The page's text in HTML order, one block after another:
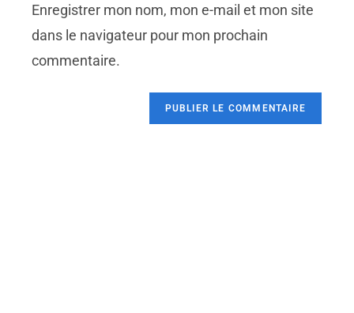
Enregistrer mon nom, mon e-mail et mon site
dans le navigateur pour mon prochain
commentaire.